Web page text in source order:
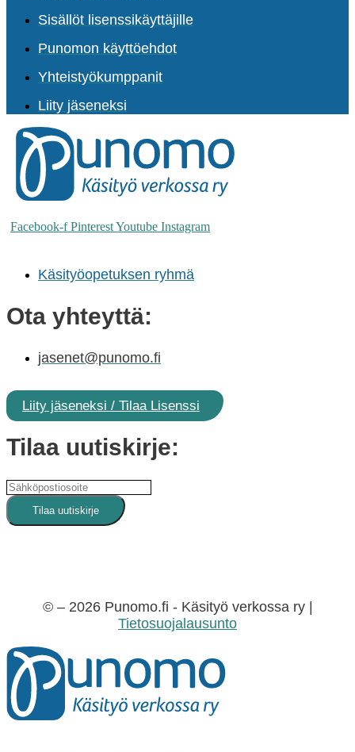
Sisällöt lisenssikäyttäjille
Punomon käyttöehdot
Yhteistyökumppanit
Liity jäseneksi
Facebook-f PinterestYoutube Instagram
Käsityöopetuksen ryhmä
Ota yhteyttä:
jasenet@punomo.fi
Liity jäseneksi / Tilaa Lisenssi
Tilaa uutiskirje:
© – 2026 Punomo.fi - Käsityö verkossa ry |
Tietosuojalausunto